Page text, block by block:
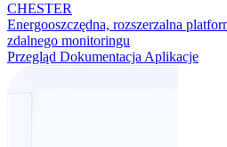
CHESTER
Energooszczędna, rozszerzalna
zdalnego monitoringu
Przegląd Dokumentacja Aplikacje